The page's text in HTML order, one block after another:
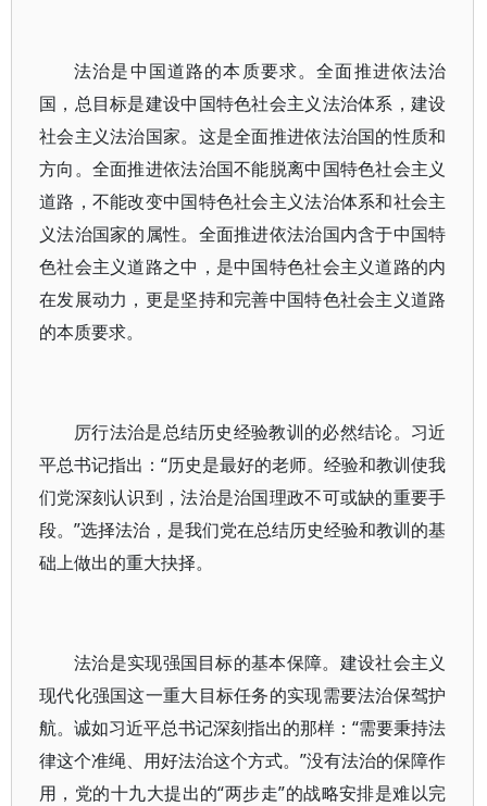
法治是中国道路的本质要求。全面推进依法治
国，总目标是建设中国特色社会主义法治体系，建设
社会主义法治国家。这是全面推进依法治国的性质和
方向。全面推进依法治国不能脱离中国特色社会主义
道路，不能改变中国特色社会主义法治体系和社会主
义法治国家的属性。全面推进依法治国内含于中国特
色社会主义道路之中，是中国特色社会主义道路的内
在发展动力，更是坚持和完善中国特色社会主义道路
的本质要求。
厉行法治是总结历史经验教训的必然结论。习近
平总书记指出：“历史是最好的老师。经验和教训使我
们党深刻认识到，法治是治国理政不可或缺的重要手
段。”选择法治，是我们党在总结历史经验和教训的基
础上做出的重大抉择。
法治是实现强国目标的基本保障。建设社会主义
现代化强国这一重大目标任务的实现需要法治保驾护
航。诚如习近平总书记深刻指出的那样：“需要秉持法
律这个准绳、用好法治这个方式。”没有法治的保障作
用，党的十九大提出的“两步走”的战略安排是难以完